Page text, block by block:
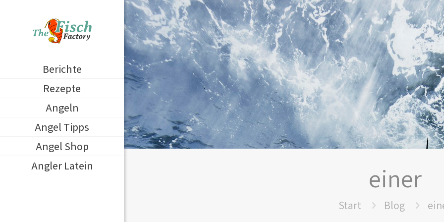
Berichte
Rezepte
Angeln
Angel Tipps
Angel Shop
Angler Latein
einer
Start Blog